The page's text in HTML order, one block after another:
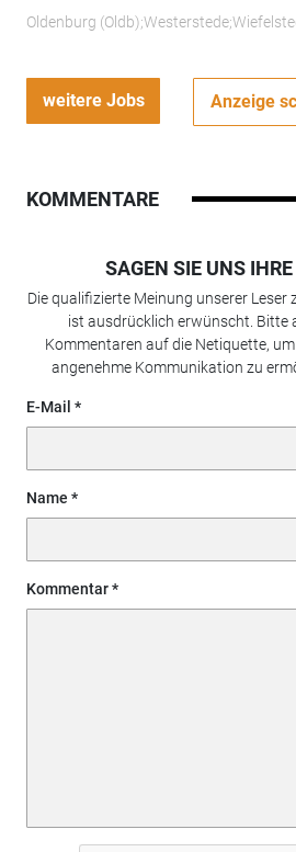
Oldenburg
weitere Jobs Anzeige
KOMMENTARE
SAGEN SIE UNS
Die qualifizierte Meinung unserer Leser
ist ausdrücklich erwünscht. Bitte
Kommentaren auf die Netiquette,
angenehme Kommunikation zu
E-Mail
Name
Kommentar